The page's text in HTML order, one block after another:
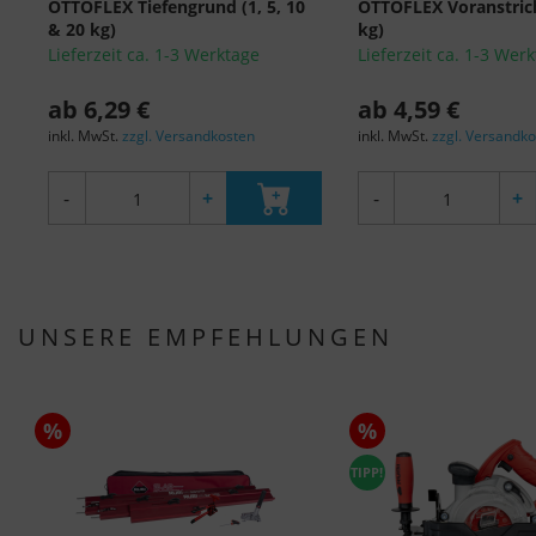
OTTOFLEX Tiefengrund (1, 5, 10
& 20 kg)
Lieferzeit ca. 1-3 Werktage
ab 6,29 €
inkl. MwSt. zzgl. Versandkosten
- +
OTTOFLEX
kg)
Lieferzeit ca. 1-3
ab 4,59 €
inkl. MwSt. zzgl.
- +
UNSERE EMPFEHLUNGEN
% %
TIPP!